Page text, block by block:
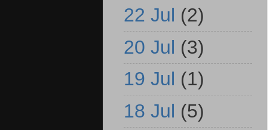
22 Jul (2)
20 Jul (3)
19 Jul (1)
18 Jul (5)